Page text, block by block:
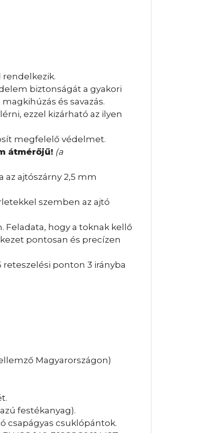
biztonságát a gyakori
és savazás.
ezzel kizárható az ilyen
megfelelő védelmet.
átmérőjű! (a
ajtószárny 2,5 mm
szemben az ajtó
Feladata, hogy a toknak kellő
pontosan és precízen
reteszelési ponton 3 irányba
Magyarországon)
festékanyag).
csapágyas csuklópántok.